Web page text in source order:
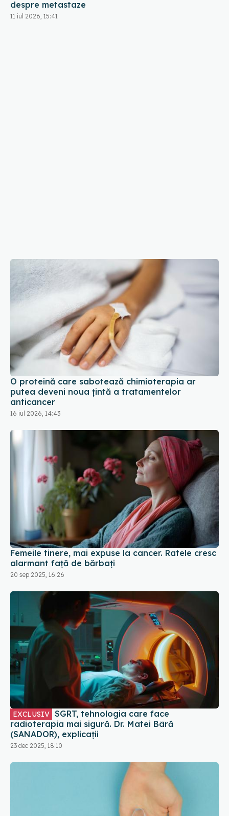
despre metastaze
11 iul 2026, 15:41
O proteină care sabotează chimioterapia ar
putea deveni noua țintă a tratamentelor
anticancer
16 iul 2026, 14:43
Femeile tinere, mai expuse la cancer. Ratele cresc
alarmant față de bărbați
20 sep 2025, 16:26
EXCLUSIV
radioterapia mai sigură. Dr. Matei Bâră
(SANADOR), explicații
23 dec 2025, 18:10